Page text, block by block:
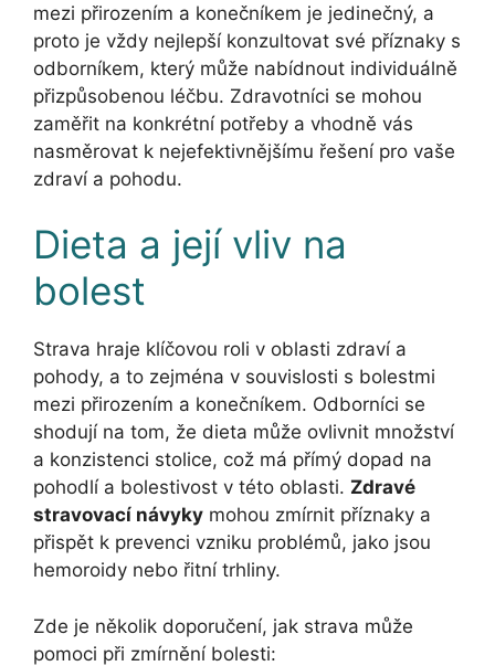
mezi přirozením a konečníkem je jedinečný, a
proto je vždy nejlepší konzultovat své příznaky s
odborníkem, který může nabídnout individuálně
přizpůsobenou léčbu. Zdravotníci se mohou
zaměřit na konkrétní potřeby a vhodně vás
nasměrovat k nejefektivnějšímu řešení pro vaše
zdraví a pohodu.
Dieta a její vliv na
bolest
Strava hraje klíčovou roli v oblasti zdraví a
pohody, a to zejména v souvislosti s bolestmi
mezi přirozením a konečníkem. Odborníci se
shodují na tom, že dieta může ovlivnit množství
a konzistenci stolice, což má přímý dopad na
pohodlí a bolestivost v této oblasti. Zdravé
stravovací návyky mohou zmírnit příznaky a
přispět k prevenci vzniku problémů, jako jsou
hemoroidy nebo řitní trhliny.
Zde je několik doporučení, jak strava může
pomoci při zmírnění bolesti: